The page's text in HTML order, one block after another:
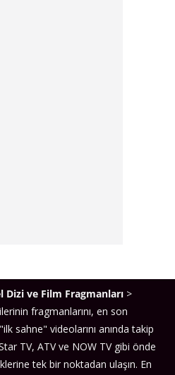
Dizi ve Film Fragmanları >
fragmanlarını, en son
sahne" videolarını anında takip
TV, ATV ve NOW TV gibi önde
tek bir noktadan ulaşın. En